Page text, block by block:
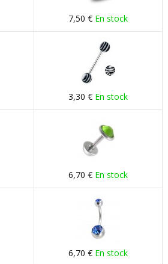
7,50 € En stock
3,30 € En stock
6,70 € En stock
6,70 € En stock